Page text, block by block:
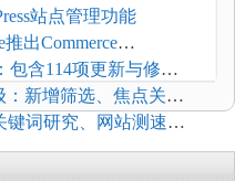
站点管理功能
推出Commerce
保留前台体验并扩展电
包含114项更新与修
：新增筛选、焦点关键
键词研究、网站测速与